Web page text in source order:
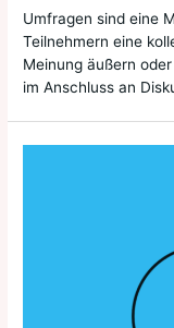
Umfragen sind eine
Teilnehmern eine
Meinung äußern
im Anschluss an